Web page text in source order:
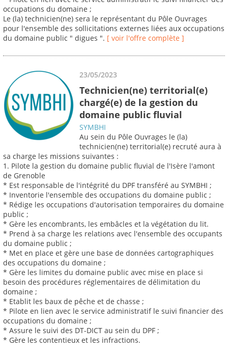
occupations du domaine ;
Le (la) technicien(ne) sera le représentant du Pôle Ouvrages
pour l'ensemble des sollicitations externes liées aux occupations
du domaine public " digues ". [ voir l'offre complète ]
23/05/2023
Technicien(ne) territorial(e)
chargé(e) de la gestion du
domaine public fluvial
SYMBHI
Au sein du Pôle Ouvrages le (la)
technicien(ne) territorial(e) recruté aura à
sa charge les missions suivantes :
1. Pilote la gestion du domaine public fluvial de l'Isère l'amont
de Grenoble
* Est responsable de l'intégrité du DPF transféré au SYMBHI ;
* Inventorie l'ensemble des occupations du domaine public ;
* Rédige les occupations d'autorisation temporaires du domaine
public ;
* Gère les encombrants, les embâcles et la végétation du lit.
* Prend à sa charge les relations avec l'ensemble des occupants
du domaine public ;
* Met en place et gère une base de données cartographiques
des occupations du domaine ;
* Gère les limites du domaine public avec mise en place si
besoin des procédures réglementaires de délimitation du
domaine ;
* Etablit les baux de pêche et de chasse ;
* Pilote en lien avec le service administratif le suivi financier des
occupations du domaine ;
* Assure le suivi des DT-DICT au sein du DPF ;
* Gère les contentieux et les infractions.